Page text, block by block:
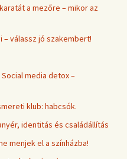
a mezőre – mikor az
– válassz jó szakembert!
media detox –
klub: habcsók.
identitás és családállítás
menjek el a színházba!